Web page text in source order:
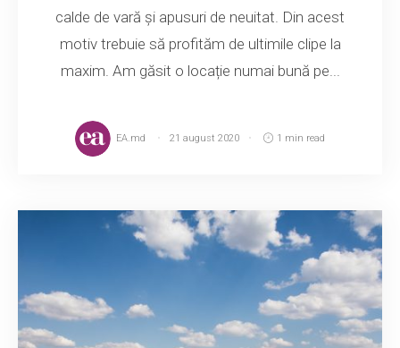
calde de vară și apusuri de neuitat. Din acest
motiv trebuie să profităm de ultimile clipe la
maxim. Am găsit o locație numai bună pe...
EA.md 21 august 2020 1 min read